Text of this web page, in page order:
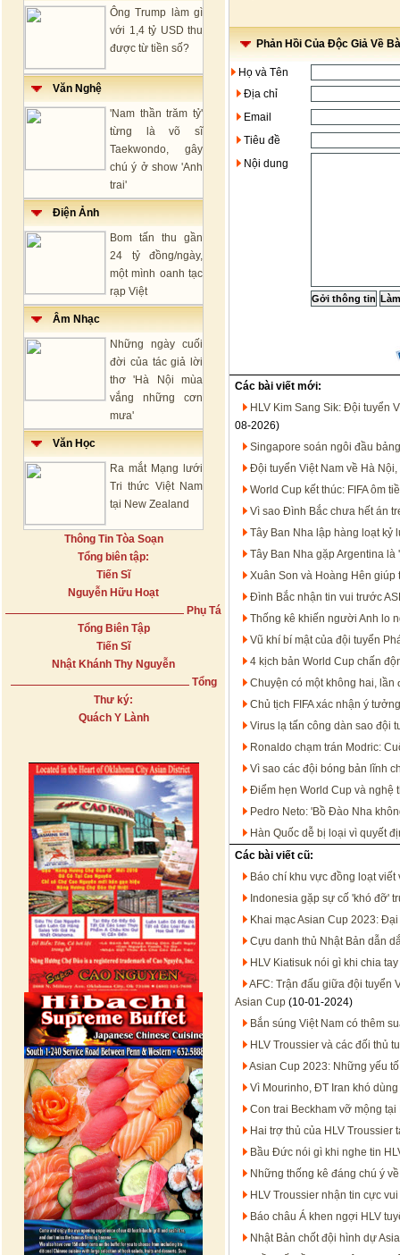
Ông Trump làm gì
với 1,4 tỷ USD thu
được từ tiền số?
Văn Nghệ
'Nam thần trăm tỷ'
từng là võ sĩ
Taekwondo, gây
chú ý ở show 'Anh
trai'
Điện Ảnh
Bom tấn thu gần
24 tỷ đồng/ngày,
một mình oanh tạc
rạp Việt
Âm Nhạc
Những ngày cuối
đời của tác giả lời
thơ 'Hà Nội mùa
vắng những cơn
mưa'
Văn Học
Ra mắt Mạng lưới
Tri thức Việt Nam
tại New Zealand
Thông Tin Tòa Soạn
Tổng biên tập:
Tiến Sĩ
Nguyễn Hữu Hoạt
Phụ Tá
Tổng Biên Tập
Tiến Sĩ
Nhật Khánh Thy Nguyễn
Tổng
Thư ký:
Quách Y Lành
Phản Hồi Của Độc Giả Về
Họ và Tên
Địa chỉ
Email
Tiêu đề
Nội dung
Các bài viết mới:
HLV Kim Sang Sik: Đội tuyển
08-2026)
Singapore soán ngôi đầu
Đội tuyển Việt Nam về Hà
World Cup kết thúc: FIFA ôm
Vì sao Đình Bắc chưa hết án
Tây Ban Nha lập hàng loạt kỷ
Tây Ban Nha gặp Argentina là
Xuân Son và Hoàng Hên giúp
Đình Bắc nhận tin vui trước
Thống kê khiến người Anh lo
Vũ khí bí mật của đội tuyển
4 kịch bản World Cup chấn
Chuyện có một không hai, lần
Chủ tịch FIFA xác nhận ý
Virus lạ tấn công dàn sao đội
Ronaldo chạm trán Modric:
Vì sao các đội bóng bản lĩnh
Điểm hẹn World Cup và nghệ
Pedro Neto: 'Bồ Đào Nha
Hàn Quốc dễ bị loại vì quyết
Các bài viết cũ:
Báo chí khu vực đồng loạt
Indonesia gặp sự cố 'khó đỡ'
Khai mạc Asian Cup 2023:
Cựu danh thủ Nhật Bản dẫn
HLV Kiatisuk nói gì khi chia
AFC: Trận đấu giữa đội tuyển
Asian Cup (10-01-2024)
Bắn súng Việt Nam có thêm
HLV Troussier và các đối thủ
Asian Cup 2023: Những yếu
Vì Mourinho, ĐT Iran khó
Con trai Beckham vỡ mộng tại
Hai trợ thủ của HLV Troussier
Bầu Đức nói gì khi nghe tin
Những thống kê đáng chú ý
HLV Troussier nhận tin cực
Báo châu Á khen ngợi HLV
Nhật Bản chốt đội hình dự